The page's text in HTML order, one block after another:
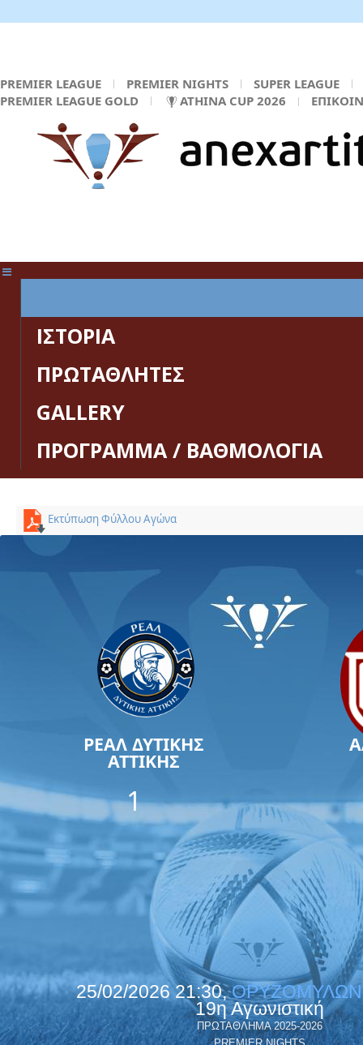
PREMIER LEAGUE PREMIER NIGHTS
SUPER LEAGUE
PREMIER LEAGUE GOLD
ATHINA CUP 2026
ΙΣΤΟΡΙΑ
ΠΡΩΤΑΘΛΗΤΕΣ
GALLERY
ΠΡΟΓΡΑΜΜΑ / ΒΑΘΜΟΛΟΓΙΑ
Εκτύπωση Φύλλου Αγώνα
ΡΕΑΛ ΔΥΤΙΚΗΣ
ΑΤΤΙΚΗΣ
1
25/02/2026 21:30,ΟΡΥΖΟΜΥΛΩΝ
19η Αγωνιστική
ΠΡΩΤΑΘΛΗΜΑ 2025-2026